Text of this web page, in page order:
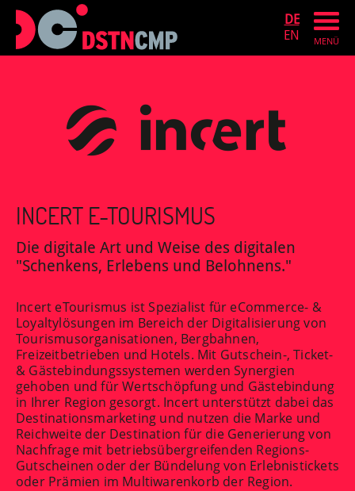
DE
EN
MENÜ
INCERT E-TOURISMUS
Die digitale Art und Weise des digitalen
"Schenkens, Erlebens und Belohnens."
Incert eTourismus ist Spezialist für eCommerce- &
Loyaltylösungen im Bereich der Digitalisierung von
Tourismusorganisationen, Bergbahnen,
Freizeitbetrieben und Hotels. Mit Gutschein-, Ticket-
& Gästebindungssystemen werden Synergien
gehoben und für Wertschöpfung und Gästebindung
in Ihrer Region gesorgt. Incert unterstützt dabei das
Destinationsmarketing und nutzen die Marke und
Reichweite der Destination für die Generierung von
Nachfrage mit betriebsübergreifenden Regions-
Gutscheinen oder der Bündelung von Erlebnistickets
oder Prämien im Multiwarenkorb der Region.